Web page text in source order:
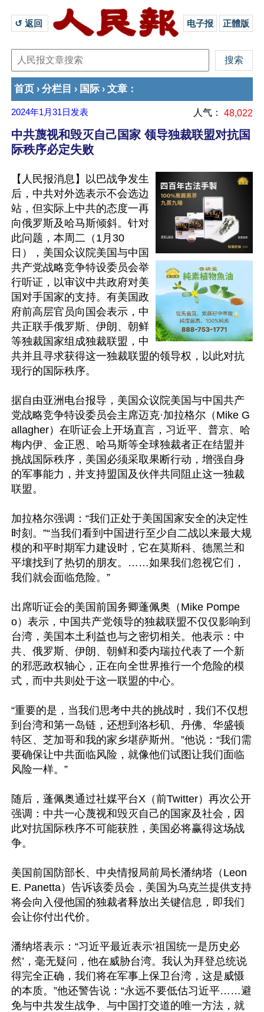
↺ 返回 电子报 正體版
首页 › 分栏目 › 国际 › 文章 ：
2024年1月31日 发表 人气： 48,022
中共蔑视和毁灭自己国家 领导独裁联盟对抗国
际秩序必定失败
【人民报消息】以巴战争发生
后，中共对外选表示不会选边
站，但实际上中共的态度一再
向俄罗斯及哈马斯倾斜。针对
此问题，本周二（1月30
日），美国众议院美国与中国
共产党战略竞争特设委员会举
行听证，以审议中共政府对美
国对手国家的支持。有美国政
府前高层官员向国会表示，中
共正联手俄罗斯、伊朗、朝鲜
等独裁国家组成独裁联盟，中
共并且寻求获得这一独裁联盟的领导权，以此对抗
现行的国际秩序。
据自由亚洲电台报导，美国众议院美国与中国共产
党战略竞争特设委员会主席迈克·加拉格尔（Mike G
allagher）在听证会上开场直言，习近平、普京、哈
梅内伊、金正恩、哈马斯等全球独裁者正在结盟并
挑战国际秩序，美国必须采取果断行动，增强自身
的军事能力，并支持盟国及伙伴共同阻止这一独裁
联盟。
加拉格尔强调：“我们正处于美国国家安全的决定性
时刻。”“当我们看到中国进行至少自二战以来最大规
模的和平时期军力建设时，它在莫斯科、德黑兰和
平壤找到了热切的朋友。……如果我们忽视它们，
我们就会面临危险。”
出席听证会的美国前国务卿蓬佩奥（Mike Pompe
o）表示，中国共产党领导的独裁联盟不仅仅影响到
台湾，美国本土利益也与之密切相关。他表示：中
共、俄罗斯、伊朗、朝鲜和委内瑞拉代表了一个新
的邪恶政权轴心，正在向全世界推行一个危险的模
式，而中共则处于这一联盟的中心。
“重要的是，当我们思考中共的挑战时，我们不仅想
到台湾和第一岛链，还想到洛杉矶、丹佛、华盛顿
特区、芝加哥和我的家乡堪萨斯州。”他说：“我们需
要确保让中共面临风险，就像他们试图让我们面临
风险一样。”
随后，蓬佩奥通过社媒平台X（前Twitter）再次公开
强调：中共一心蔑视和毁灭自己的国家及社会，因
此对抗国际秩序不可能获胜，美国必将赢得这场战
争。
美国前国防部长、中央情报局前局长潘纳塔（Leon
E. Panetta）告诉该委员会，美国为乌克兰提供支持
将会向入侵他国的独裁者释放出关键信息，即我们
会让你付出代价。
潘纳塔表示：“习近平最近表示‘祖国统一是历史必
然’，毫无疑问，他在威胁台湾。我认为拜登总统说
得完全正确，我们将在军事上保卫台湾，这是威慑
的本质。”他还警告说：“永远不要低估习近平……避
免与中共发生战争、与中国打交道的唯一方法，就